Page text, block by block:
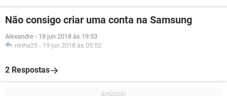
Não consigo criar uma conta na Samsung
Alexandre - 18 jun 2018 às 19:53
ninha25 - 19 jun 2018 às 05:52
2 Respostas